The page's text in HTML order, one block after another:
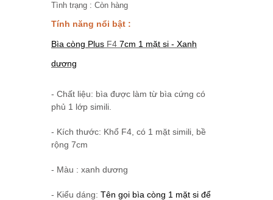
Tình trạng : Còn hàng
Tính năng nổi bật :
Bìa còng Plus F4 7cm 1 mặt si - Xanh
dương
- Chất liệu: bìa được làm từ bìa cứng có
phủ 1 lớp simili.
- Kích thước: Khổ F4, có 1 mặt simili, bề
rộng 7cm
- Màu : xanh dương
- Kiểu dáng: Tên gọi bìa còng 1 mặt si để